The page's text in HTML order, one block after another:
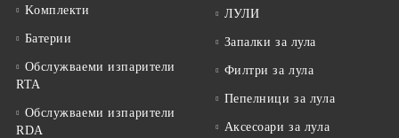
Kомплекти
Батерии
Обслужваеми изпарители
RTA
Обслужваеми изпарители
RDA
ЛУЛИ
Запалки за лула
Филтри за лула
Пепелници за лула
Аксесоари за лула